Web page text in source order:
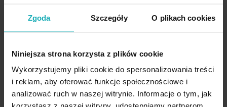
Zgoda Szczegóły O plikach cookies
Niniejsza strona korzysta z plików cookie
Wykorzystujemy pliki cookie do spersonalizowania treści
i reklam, aby oferować funkcje społecznościowe i
analizować ruch w naszej witrynie. Informacje o tym, jak
Zasłona brązowo, kremowa z wodoodpornej tkaniny idealna do
ogrodu i na taras 155x240 cm szelki/rzep GARDEN Eurofirany
88,41 zł
-30%
Najniższa cena z 30 dni przed obniżką:126,30 zł